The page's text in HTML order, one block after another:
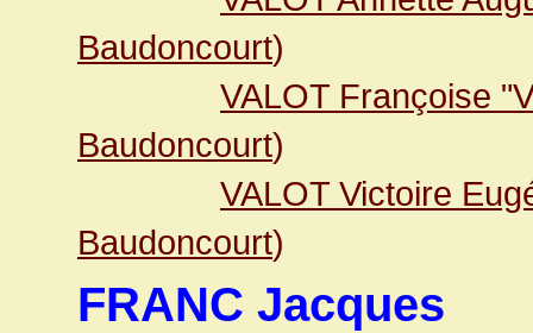
Baudoncourt)
VALOT Françoise
Baudoncourt)
VALOT Victoire
Baudoncourt)
FRANC Jacques